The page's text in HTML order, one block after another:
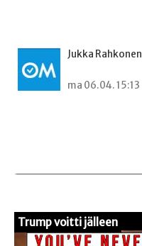
Jukka Rahkonen
ma 06.04. 15:13
Trump voitti jälleen